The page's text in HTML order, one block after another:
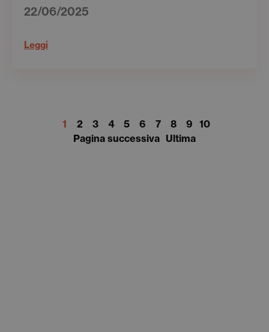
22/06/2025
Leggi
1 2 3 4 5 6 7 8 9 10
Pagina successiva Ultima